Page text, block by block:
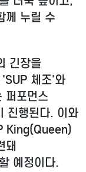
께 누릴 수
긴장을
체조'와
퍼포먼스
행된다. 이와
King(Queen)
돼
예정이다.